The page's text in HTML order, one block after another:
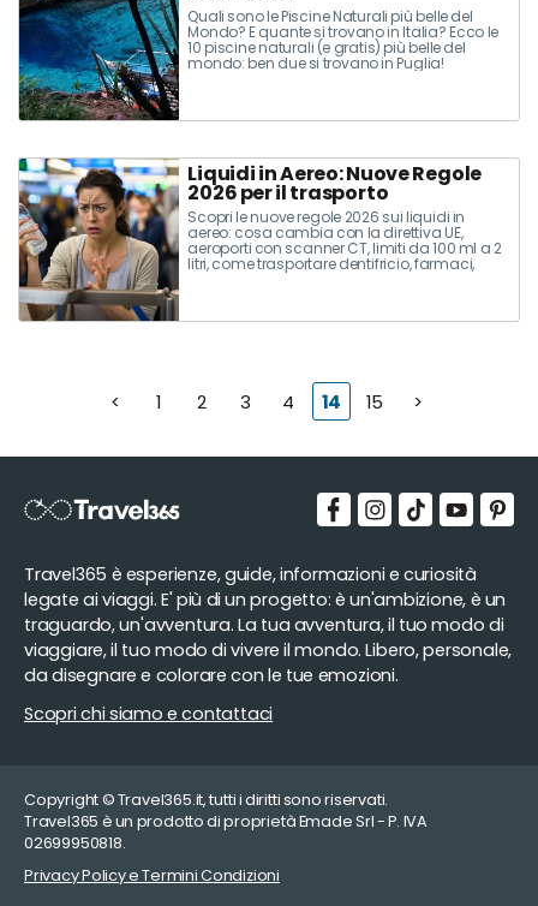
Quali sono le Piscine Naturali più belle del
Mondo? E quante si trovano in Italia? Ecco le
10 piscine naturali (e gratis) più belle del
mondo: ben due si trovano in Puglia!
Liquidi in Aereo: Nuove Regole
2026 per il trasporto
Scopri le nuove regole 2026 sui liquidi in
aereo: cosa cambia con la direttiva UE,
aeroporti con scanner CT, limiti da 100 ml a 2
litri, come trasportare dentifricio, farmaci,
trucchi e alimenti nel bagaglio a mano e in
< 1 2 3 4 14 15 >
Travel365 è esperienze, guide, informazioni e curiosità
legate ai viaggi. E' più di un progetto: è un'ambizione, è un
traguardo, un'avventura. La tua avventura, il tuo modo di
viaggiare, il tuo modo di vivere il mondo. Libero, personale,
da disegnare e colorare con le tue emozioni.
Scopri chi siamo e contattaci
Copyright © Travel365.it, tutti i diritti sono riservati.
Travel365 è un prodotto di proprietà Emade Srl - P. IVA
02699950818.
Privacy Policy e Termini Condizioni